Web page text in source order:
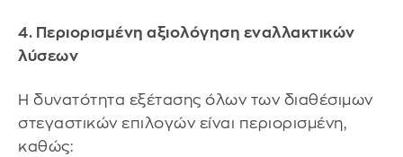
4. Περιορισμένη αξιολόγηση εναλλακτικών
λύσεων
Η δυνατότητα εξέτασης όλων των διαθέσιμων
στεγαστικών επιλογών είναι περιορισμένη,
καθώς: